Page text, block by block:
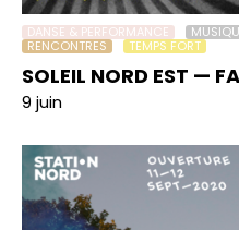
DANSE & PERFORMANCE
RENCONTRES
TEMPS FORT
SOLEIL NORD EST —
9 juin